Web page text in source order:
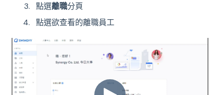
點選離職分頁
點選欲查看的離職員工